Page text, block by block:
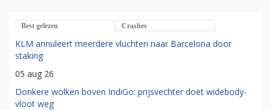
Best gelezen Crashes
KLM annuleert meerdere vluchten naar Barcelona door
staking
05 aug 26
Donkere wolken boven IndiGo: prijsvechter doet widebody-
vloot weg